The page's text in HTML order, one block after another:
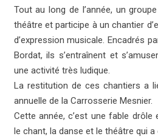
Tout au long de l’année, un
théâtre et participe à un chantier
d’expression musicale. Encadrés
Bordat, ils s’entraînent et
une activité très ludique.
La restitution de ces chantiers a
annuelle de la Carrosserie Mesnier.
Cette année, c’est une fable
le chant, la danse et le théâtre qui a